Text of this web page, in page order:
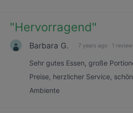
"Hervorragend"
Barbara G. 7 years ago · 1 review
Sehr gutes Essen, große
Preise, herzlicher Service,
Ambiente